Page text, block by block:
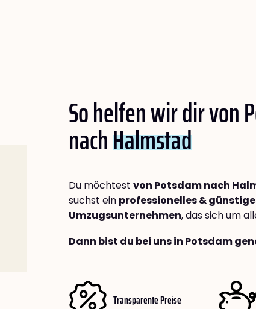
So helfen wir dir von
nachHalmstad
Du möchtest von Potsdam nach
suchst ein professionelles &
Umzugsunternehmen, das sich um
Dann bist du bei uns in Potsdam
Transparente Preise